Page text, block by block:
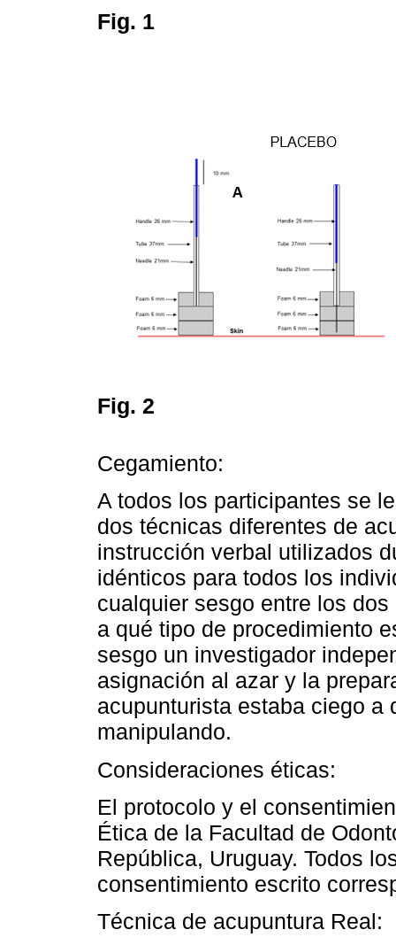
Fig. 1
Fig. 2
Cegamiento:
A todos los participantes se
dos técnicas diferentes de
instrucción verbal utilizados
idénticos para todos los
cualquier sesgo entre los
a qué tipo de procedimiento
sesgo un investigador
asignación al azar y la
acupunturista estaba ciego a
manipulando.
Consideraciones éticas:
El protocolo y el
Ética de la Facultad de
República, Uruguay. Todos
consentimiento escrito
Técnica de acupuntura Real: